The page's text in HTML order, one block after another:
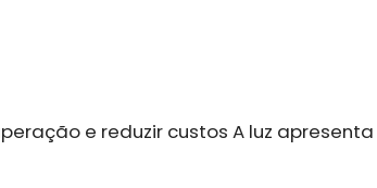
e reduzir custos A luz